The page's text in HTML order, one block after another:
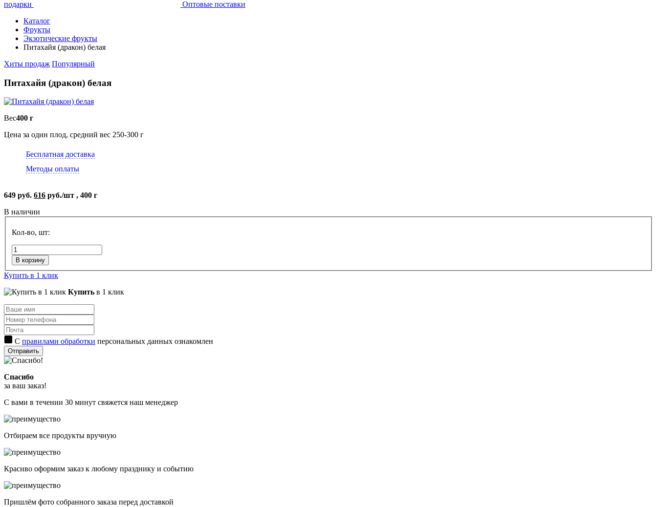
подарки
Оптовые поставки
Каталог
Фрукты
Экзотические фрукты
Питахайя (дракон) белая
Хиты продаж Популярный
Питахайя (дракон) белая
Вес400 г
Цена за один плод, средний вес 250-300 г
Бесплатная доставка
Методы оплаты
649 руб. 616 руб./шт , 400 г
В наличии
Кол-во, шт:
В корзину
Купить в 1 клик
Купить в 1 клик
С правилами обработки персональных данных ознакомлен
Отправить
Спасибо
за ваш заказ!
С вами в течении 30 минут свяжется наш менеджер
Отбираем все продукты вручную
Красиво оформим заказ к любому празднику и событию
Пришлём фото собранного заказа перед доставкой